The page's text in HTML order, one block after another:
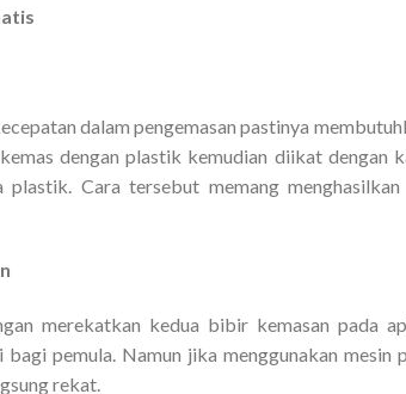
dalam pengemasan pastinya
dengan plastik kemudian diikat
plastik. Cara tersebut memang
merekatkan kedua bibir kemasan pada
pemula. Namun jika menggunakan mesin
rekat.